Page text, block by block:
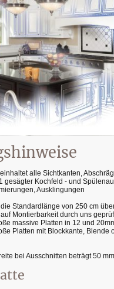
alle Sichtkanten,
gesägter Kochfeld - und
Ausklingungen
Standardlänge von 250 cm
Montierbarkeit durch uns
massive Platten in 12 und
Platten mit Blockkante, Blende
bei Ausschnitten beträgt 50 mm.